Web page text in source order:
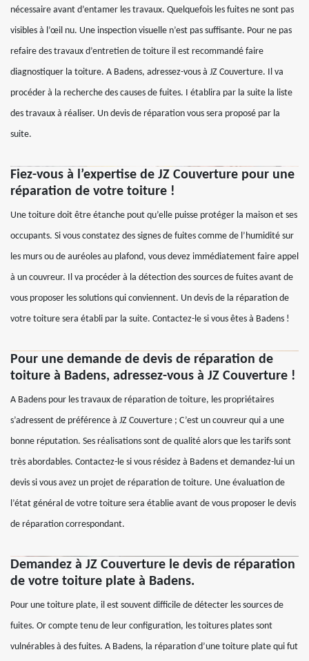
nécessaire avant d’entamer les travaux. Quelquefois les fuites ne sont pas
visibles à l’œil nu. Une inspection visuelle n’est pas suffisante. Pour ne pas
refaire des travaux d’entretien de toiture il est recommandé faire
diagnostiquer la toiture. A Badens, adressez-vous à JZ Couverture. Il va
procéder à la recherche des causes de fuites. I établira par la suite la liste
des travaux à réaliser. Un devis de réparation vous sera proposé par la
suite.
Fiez-vous à l’expertise de JZ Couverture pour une
réparation de votre toiture !
Une toiture doit être étanche pout qu’elle puisse protéger la maison et ses
occupants. Si vous constatez des signes de fuites comme de l’humidité sur
les murs ou de auréoles au plafond, vous devez immédiatement faire appel
à un couvreur. Il va procéder à la détection des sources de fuites avant de
vous proposer les solutions qui conviennent. Un devis de la réparation de
votre toiture sera établi par la suite. Contactez-le si vous êtes à Badens !
Pour une demande de devis de réparation de
toiture à Badens, adressez-vous à JZ Couverture !
A Badens pour les travaux de réparation de toiture, les propriétaires
s’adressent de préférence à JZ Couverture ; C’est un couvreur qui a une
bonne réputation. Ses réalisations sont de qualité alors que les tarifs sont
très abordables. Contactez-le si vous résidez à Badens et demandez-lui un
devis si vous avez un projet de réparation de toiture. Une évaluation de
l’état général de votre toiture sera établie avant de vous proposer le devis
de réparation correspondant.
Demandez à JZ Couverture le devis de réparation
de votre toiture plate à Badens.
Pour une toiture plate, il est souvent difficile de détecter les sources de
fuites. Or compte tenu de leur configuration, les toitures plates sont
vulnérables à des fuites. A Badens, la réparation d’une toiture plate qui fut